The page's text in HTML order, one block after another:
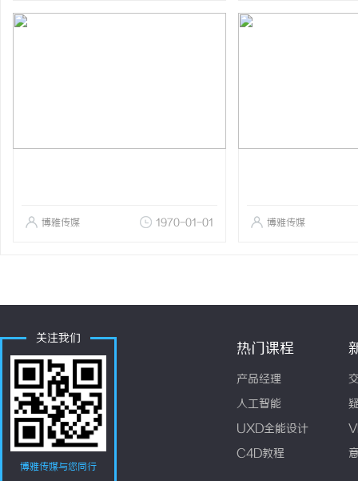
博雅传媒 1970-01-01 博雅传媒
关注我们
博雅传媒与您同行
热门课程
产品经理
人工智能
UXD全能设计
C4D教程